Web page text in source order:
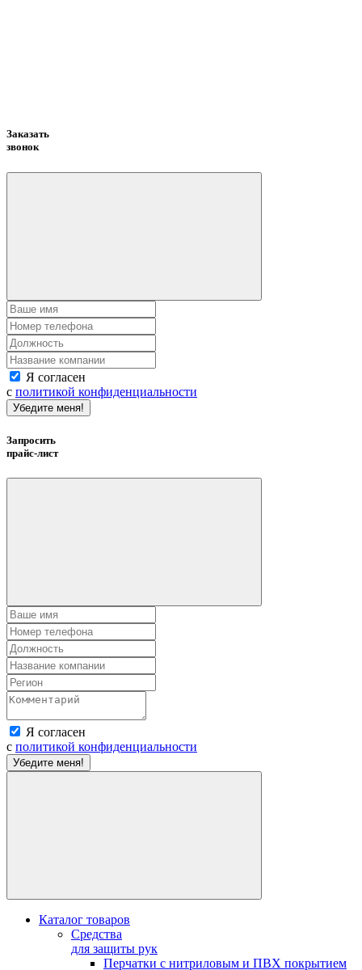
Заказать
звонок
Я согласен
с политикой конфиденциальности
Убедите меня!
Запросить
прайс-лист
Я согласен
с политикой конфиденциальности
Убедите меня!
Каталог товаров
Средства
для защиты рук
Перчатки с нитриловым и ПВХ покрытием